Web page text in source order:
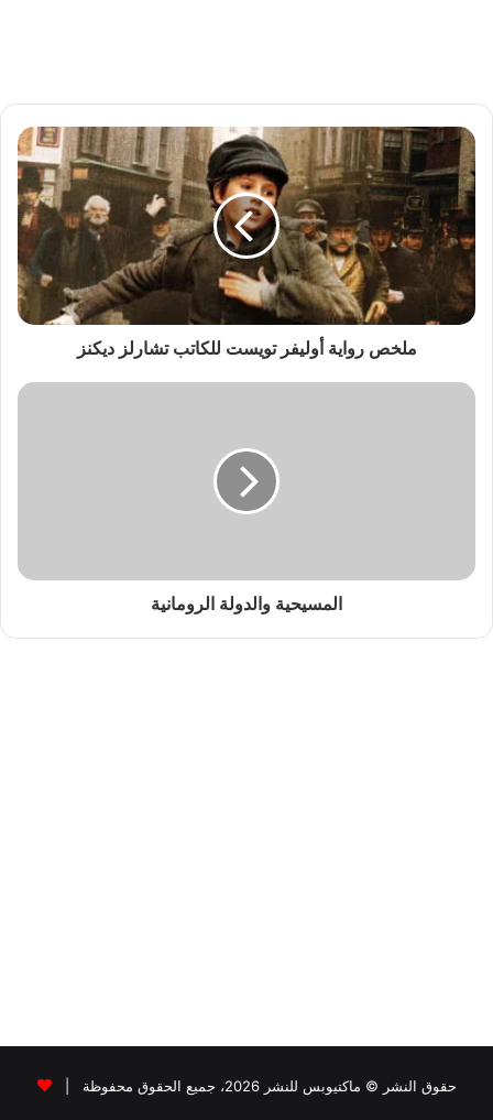
ملخص رواية أوليفر تويست للكاتب تشارلز ديكنز
المسيحية والدولة الرومانية
حقوق النشر © ماكتيوبس للنشر 2026، جميع الحقوق محفوظة |